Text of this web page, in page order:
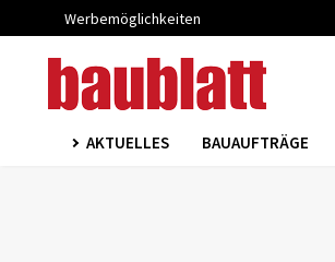
Werbemöglichkeiten
AKTUELLES BAUAUFTRÄGE